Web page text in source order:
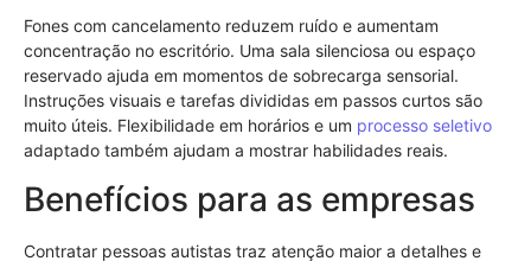
Fones com cancelamento reduzem ruído e aumentam
concentração no escritório. Uma sala silenciosa ou espaço
reservado ajuda em momentos de sobrecarga sensorial.
Instruções visuais e tarefas divididas em passos curtos são
muito úteis. Flexibilidade em horários e um processo seletivo
adaptado também ajudam a mostrar habilidades reais.
Benefícios para as empresas
Contratar pessoas autistas traz atenção maior a detalhes e